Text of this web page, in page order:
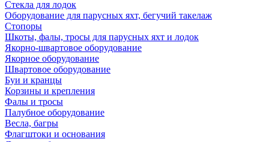
Стекла для лодок
Оборудование для парусных яхт, бегучий такелаж
Стопоры
Шкоты, фалы, тросы для парусных яхт и лодок
Якорно-швартовое оборудование
Якорное оборудование
Швартовое оборудование
Буи и кранцы
Корзины и крепления
Фалы и тросы
Палубное оборудование
Весла, багры
Флагштоки и основания